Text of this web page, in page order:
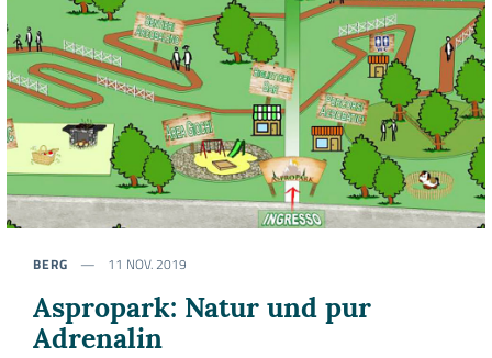
BERG 11 NOV. 2019
Aspropark: Natur und pur
Adrenalin